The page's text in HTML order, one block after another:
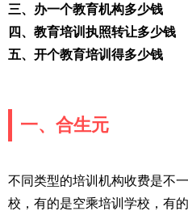
三、办一个教育机构多少钱
四、教育培训执照转让多少钱
五、开个教育培训得多少钱
一、合生元
不同类型的培训机构收费是不
校，有的是空乘培训学校，有